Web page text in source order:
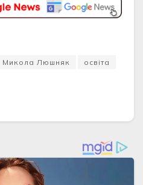
Микoла Люшняк освіта